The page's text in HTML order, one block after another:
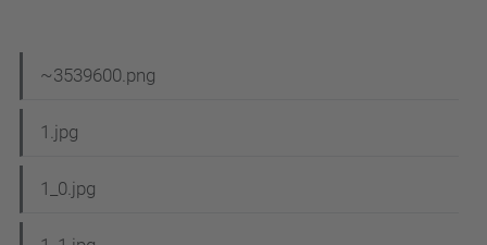
a
v
g
~3539600.png
1.jpg
1_0.jpg